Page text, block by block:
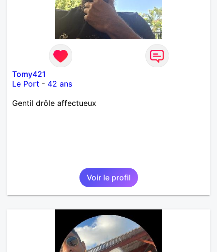
Tomy421
Le Port - 42 ans
Gentil drôle affectueux
Voir le profil